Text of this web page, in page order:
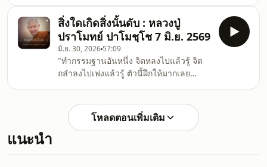
หลวงปู่ปราโมทย์ ปาโมชฺโ
หนึ่ง เรียกว่ามรณสติ ครูบาอาจารย์ของ
หลวงพ่อองค์หนึ่งคือหลวงปู่เทสก์ ท่านเคย
บอกว่า มรณสติเป็นไม้ตาย ในการสู้กิเลส
ถ้ากรรมฐานตัวอื่น เอาใจเราไม่ลง
พิจารณาความตายลงไป เพราะทุกอย่างมัน
ก็แค่ตาย ที่รักกันมากสุดท้ายก็พลัดพราก
ต้องตายจากกัน เกลียดกัน สุดท้ายก็ต้องตาย
จากกัน หาสมบัติไว้เยอะแยะ สุดท
สิ่งใดเกิดสิ่งนั้นดับ : หลวงปู่
ปราโมทย์ ปาโมชฺโช 7 มิ.ย. 2569
มิ.ย. 30, 2026 57:09
"ทำกรรมฐานอันหนึ่ง จิตหลงไปแล้วรู้ จิต
ถลำลงไปเพ่งแล้วรู้ ตัวนี้ฝึกให้มากเลย
ขันธ์จะแสดงไตรลักษณ์ สุดท้ายมันจะเข้า
มาที่จิต เห็นว่าจิตเองก็ตกอยู่ใต้ไตรลักษณ์
โหลดตอนเพิ่มเติม
แนะนำ